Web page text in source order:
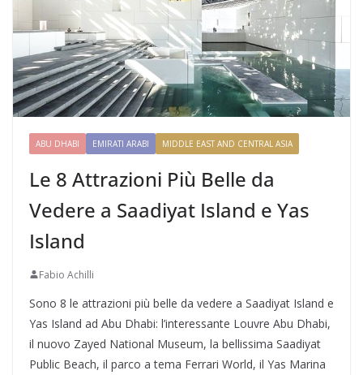
ABU DHABI EMIRATI ARABI MIDDLE EAST AND CENTRAL ASIA
Le 8 Attrazioni Più Belle da
Vedere a Saadiyat Island e Yas
Island
Fabio Achilli
Sono 8 le attrazioni più belle da vedere a Saadiyat Island e
Yas Island ad Abu Dhabi: l’interessante Louvre Abu Dhabi,
il nuovo Zayed National Museum, la bellissima Saadiyat
Public Beach, il parco a tema Ferrari World, il Yas Marina